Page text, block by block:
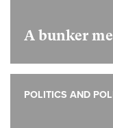
A bunker
POLITICS AND